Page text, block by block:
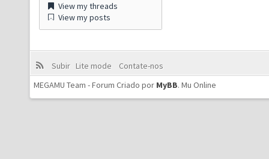
View my threads
View my posts
Subir Lite mode
Contate-nos
MEGAMU Team - Forum Criado por MyBB. Mu Online